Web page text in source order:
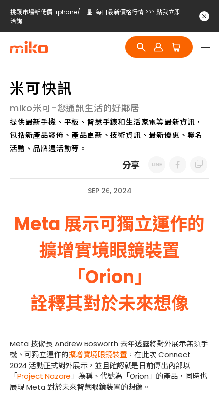
挑戰市場新低價-iphone/三星..每日最新價格行情 >>> 點我立即
洽詢
挑戰市場新低價-iphone/三星..每日最新價格行情 >>> 點我立即
洽詢
挑戰市場新低價-iphone/三星..每日最新價格行情 >>> 點我立即
米可快訊
miko米可-您通訊生活的好鄰居
提供最新手機、平板、智慧手錶和生活家電等最新資訊，
包括新產品發佈、產品更新、技術資訊、最新優惠、聯名
活動、品牌週活動等。
分享
SEP 26, 2024
Meta 展示可獨立運作的
擴增實境眼鏡裝置
「Orion」
詮釋其對於未來想像
Meta 技術長 Andrew Bosworth 去年透露將對外展示無須手
機、可獨立運作的擴增實境眼鏡裝置 ，在此次 Connect
2024 活動正式對外展示，並且確認就是日前傳出內部以
「Project Nazare 」為稱、代號為「Orion」的產品，同時也
展現 Meta 對於未來智慧眼鏡裝置的想像。